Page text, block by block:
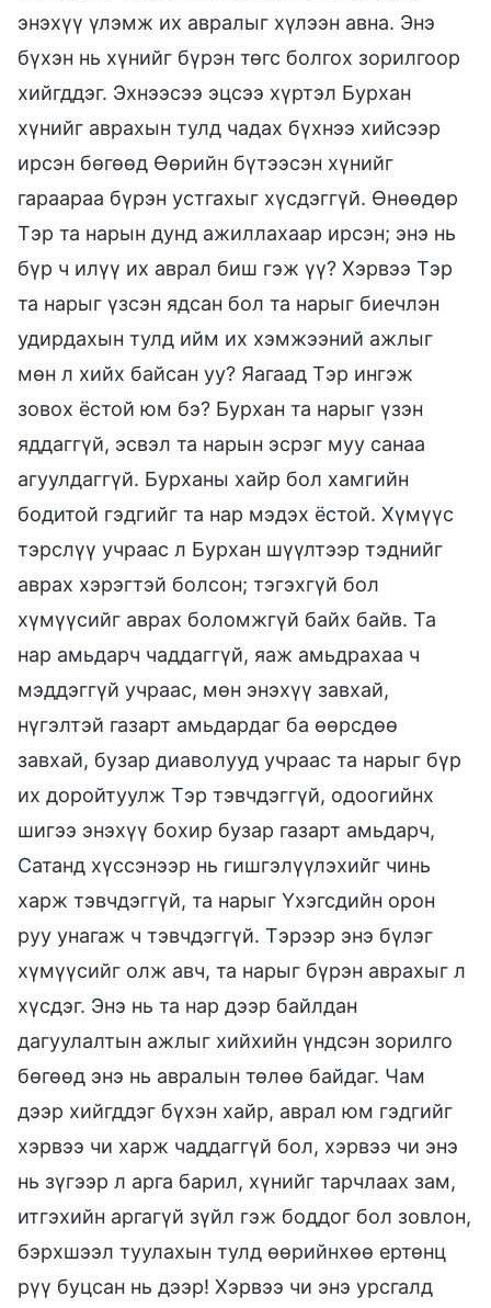
энэхүү үлэмж их авралыг хүлээн авна. Энэ
бүхэн нь хүнийг бүрэн төгс болгох зорилгоор
хийгддэг. Эхнээсээ эцсээ хүртэл Бурхан
хүнийг аврахын тулд чадах бүхнээ хийсээр
ирсэн бөгөөд Өөрийн бүтээсэн хүнийг
гараараа бүрэн устгахыг хүсдэггүй. Өнөөдөр
Тэр та нарын дунд ажиллахаар ирсэн; энэ нь
бүр ч илүү их аврал биш гэж үү? Хэрвээ Тэр
та нарыг үзсэн ядсан бол та нарыг биечлэн
удирдахын тулд ийм их хэмжээний ажлыг
мөн л хийх байсан уу? Яагаад Тэр ингэж
зовох ёстой юм бэ? Бурхан та нарыг үзэн
яддаггүй, эсвэл та нарын эсрэг муу санаа
агуулдаггүй. Бурханы хайр бол хамгийн
бодитой гэдгийг та нар мэдэх ёстой. Хүмүүс
тэрслүү учраас л Бурхан шүүлтээр тэднийг
аврах хэрэгтэй болсон; тэгэхгүй бол
хүмүүсийг аврах боломжгүй байх байв. Та
нар амьдарч чаддаггүй, яаж амьдрахаа ч
мэддэггүй учраас, мөн энэхүү завхай,
нүгэлтэй газарт амьдардаг ба өөрсдөө
завхай, бузар диаволууд учраас та нарыг бүр
их доройтуулж Тэр тэвчдэггүй, одоогийнх
шигээ энэхүү бохир бузар газарт амьдарч,
Сатанд хүссэнээр нь гишгэлүүлэхийг чинь
харж тэвчдэггүй, та нарыг Үхэгсдийн орон
руу унагаж ч тэвчдэггүй. Тэрээр энэ бүлэг
хүмүүсийг олж авч, та нарыг бүрэн аврахыг л
хүсдэг. Энэ нь та нар дээр байлдан
дагуулалтын ажлыг хийхийн үндсэн зорилго
бөгөөд энэ нь авралын төлөө байдаг. Чам
дээр хийгддэг бүхэн хайр, аврал юм гэдгийг
хэрвээ чи харж чаддаггүй бол, хэрвээ чи энэ
нь зүгээр л арга барил, хүнийг тарчлаах зам,
итгэхийн аргагүй зүйл гэж боддог бол зовлон,
бэрхшээл туулахын тулд өөрийнхөө ертөнц
рүү буцсан нь дээр! Хэрвээ чи энэ урсгалд